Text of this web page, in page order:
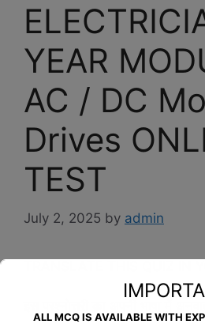
YEAR
AC / DC
Drives
TEST
July 2, 2025 by admin
ALL MCQ IS AVAILABLE WITH